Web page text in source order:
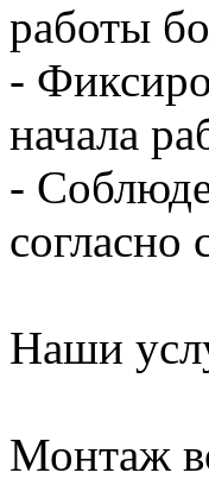
работы
-
начала
-
Наши
Монтаж